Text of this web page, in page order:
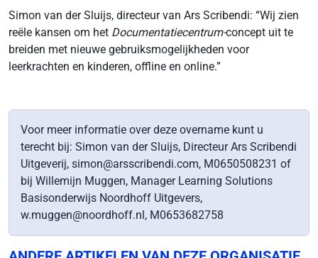
Simon van der Sluijs, directeur van Ars Scribendi: “Wij zien
reële kansen om het Documentatiecentrum-concept uit te
breiden met nieuwe gebruiksmogelijkheden voor
leerkrachten en kinderen, offline en online.”
Voor meer informatie over deze overname kunt u
terecht bij: Simon van der Sluijs, Directeur Ars Scribendi
Uitgeverij, simon@arsscribendi.com, M0650508231 of
bij Willemijn Muggen, Manager Learning Solutions
Basisonderwijs Noordhoff Uitgevers,
w.muggen@noordhoff.nl, M0653682758